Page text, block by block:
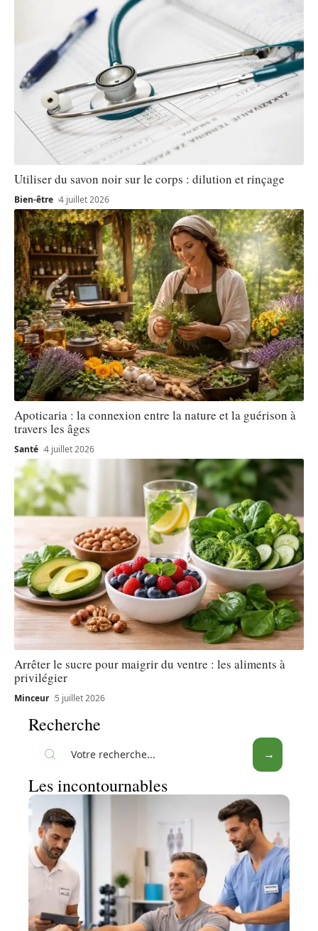
Utiliser du savon noir sur le corps : dilution et rinçage
Bien-être 4 juillet 2026
Apoticaria : la connexion entre la nature et la guérison à
travers les âges
Santé 4 juillet 2026
Arrêter le sucre pour maigrir du ventre : les aliments à
privilégier
Minceur 5 juillet 2026
Recherche
Les incontournables